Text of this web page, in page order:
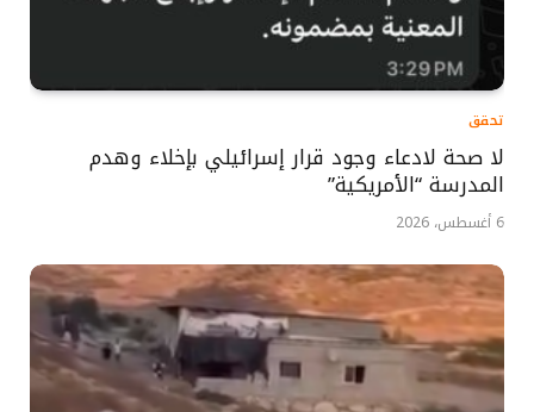
تحقق
لا صحة لادعاء وجود قرار إسرائيلي بإخلاء وهدم
المدرسة “الأمريكية”
6 أغسطس، 2026